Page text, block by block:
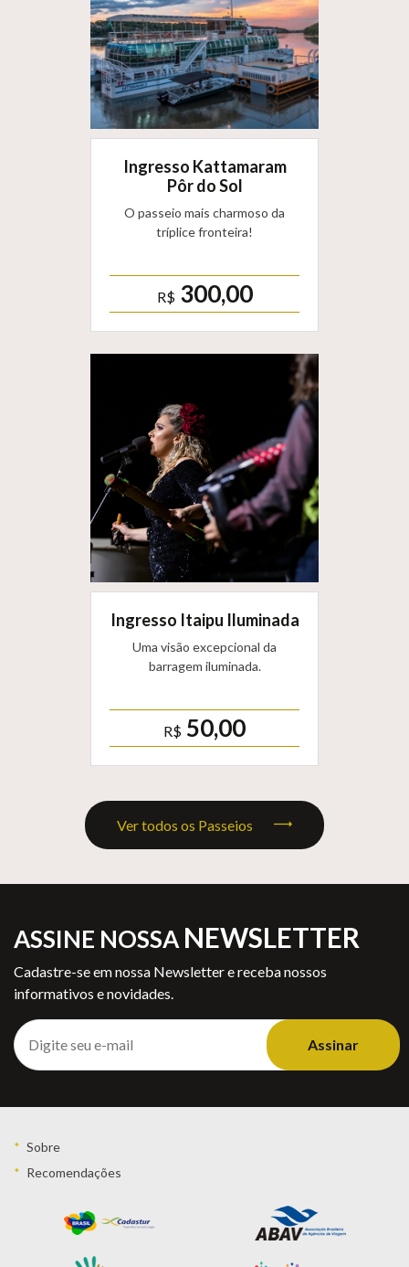
Ingresso Kattamaram
Pôr do Sol
O passeio mais charmoso da
tríplice fronteira!
R$300,00
Ingresso Itaipu Iluminada
Uma visão excepcional da
barragem iluminada.
R$ 50,00
Ver todos os Passeios
ASSINE NOSSA NEWSLETTER
Cadastre-se em nossa Newsletter e receba nossos
informativos e novidades.
Assinar
Sobre
Recomendações